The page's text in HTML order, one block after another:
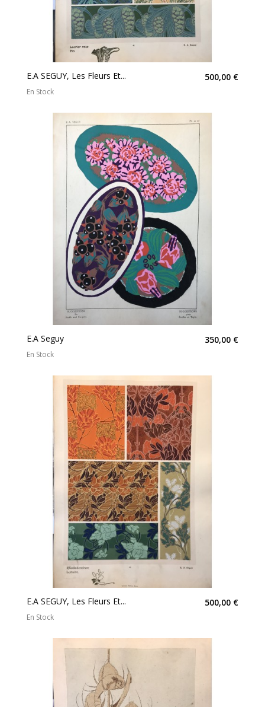
E.A SEGUY, Les Fleurs Et... 500,00 €
En Stock
E.A Seguy 350,00 €
En Stock
E.A SEGUY, Les Fleurs Et... 500,00 €
En Stock